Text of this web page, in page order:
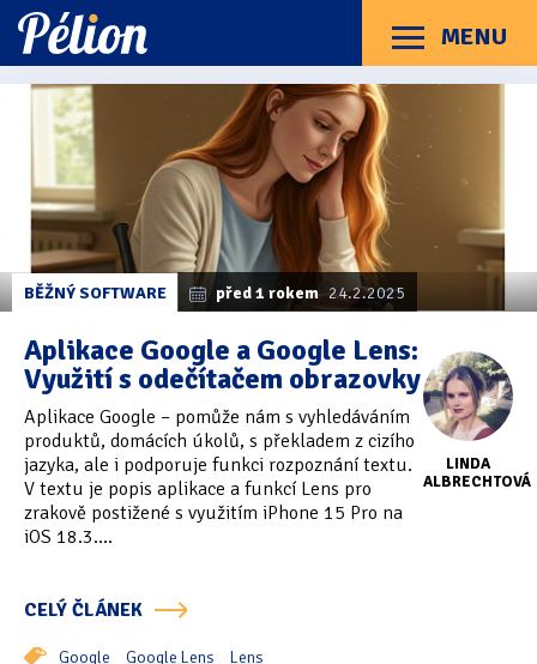
Přejít
na
štítky
Přejít
na
kategorie
Přejít
na
obsah
MENU
Menu
Články
O Pélionu Kontakt
Kategorie článků
Dotazníky
(3)
Hardware(163)
Braillské řádky (31)
Lupy
Mobilní zařízení(85)
Počítače a notebooky (66)
Zápisníky(7)
Názory & zkušenosti
Články
z
kategorie
Google
Lens
BĚŽNÝ SOFTWARE před 1 rokem 24.2.2025
LINDA
ALBRECHTOVÁ
Aplikace Google a Google Lens:
Využití s odečítačem obrazovky
Aplikace Google – pomůže nám s vyhledáváním
produktů, domácích úkolů, s překladem z cizího
jazyka, ale i podporuje funkci rozpoznání textu.
V textu je popis aplikace a funkcí Lens pro
zrakově postižené s využitím iPhone 15 Pro na
iOS 18.3....
CELÝ ČLÁNEK
Google Google Lens Lens